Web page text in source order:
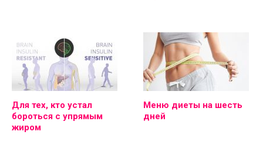
Для тех, кто устал
бороться с упрямым
жиром
Меню диеты на шесть
дней